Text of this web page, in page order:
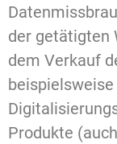
der getätigten
dem Verkauf
Produkte